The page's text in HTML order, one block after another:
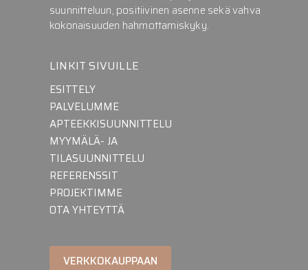
suunnitteluun, positiivinen asenne sekä vahva
kokonaisuuden hahmottamiskyky.
LINKIT SIVUILLE
ESITTELY
PALVELUMME
APTEEKKISUUNNITTELU
MYYMÄLÄ- JA
TILASUUNNITTELU
REFERENSSIT
PROJEKTIMME
OTA YHTEYTTÄ
VERKKOKAUPPAAN